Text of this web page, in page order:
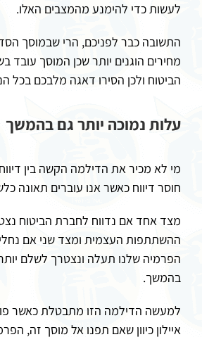
לעשות כדי להימנע מהמצבים האלו.
התשובה כבר לפניכם, הרי שבמוסך
מחירים הוגנים יותר שכן המוסך עובד
הביטוח ולכן הסירו דאגה מלבכם בכל
עלות נמוכה יותר גם בהמשך
מי לא מכיר את הדילמה הקשה בין
חוסר דיווח כאשר אנו עוברים תאונה
מצד אחד אם נדווח לחברת הביטוח
ההשתתפות העצמית ומצד שני אם
הפרמיה שלנו תעלה ונצטרך לשלם
בהמשך.
למעשה הדילמה הזו מתבטלת כאשר
איילון כיוון שאם תפנו אל מוסך זה,